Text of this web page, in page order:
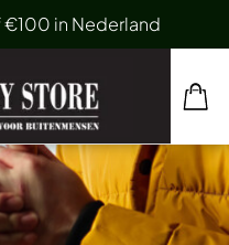
€100 in Nederland